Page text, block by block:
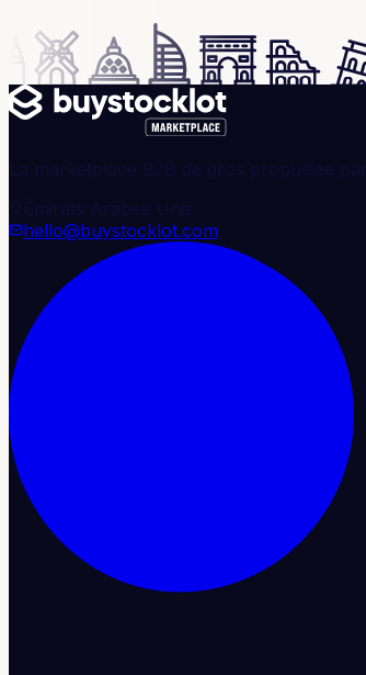
La marketplace B2B de gros propulsée
Émirats Arabes Unis
hello@buystocklot.com